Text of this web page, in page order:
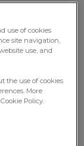
en nemen
of kat zelf
van uw
voor mensen.
use of cookies
site navigation,
use, and
the use of cookies
More
Policy.